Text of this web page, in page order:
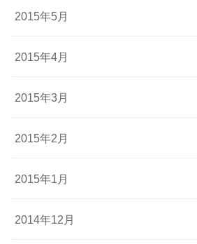
2015年5月
2015年4月
2015年3月
2015年2月
2015年1月
2014年12月